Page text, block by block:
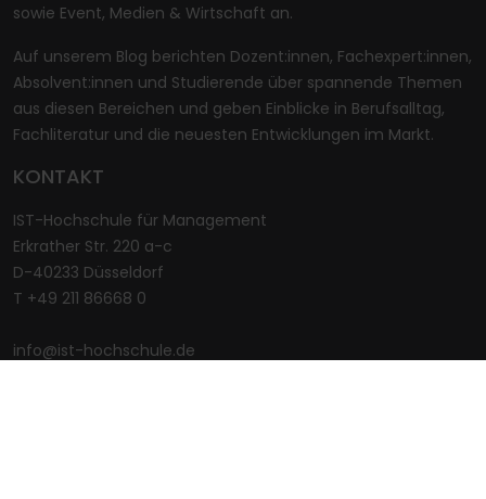
sowie Event, Medien & Wirtschaft an.
Auf unserem Blog berichten Dozent:innen, Fachexpert:innen,
Absolvent:innen und Studierende über spannende Themen
aus diesen Bereichen und geben Einblicke in Berufsalltag,
Fachliteratur und die neuesten Entwicklungen im Markt.
KONTAKT
IST-Hochschule für Management
Erkrather Str. 220 a-c
D-40233 Düsseldorf
T +49 211 86668 0
info@ist-hochschule.de